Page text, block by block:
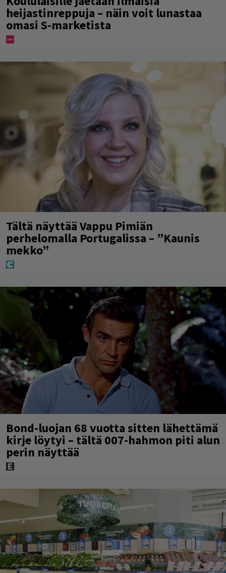
heijastinreppuja – näin voit lunastaa
omasi S-marketista
Tältä näyttää Vappu Pimiän
perhelomalla Portugalissa – ”Kaunis
mekko”
Bond-luojan 68 vuotta sitten lähettämä
kirje löytyi – tältä 007-hahmon piti alun
perin näyttää